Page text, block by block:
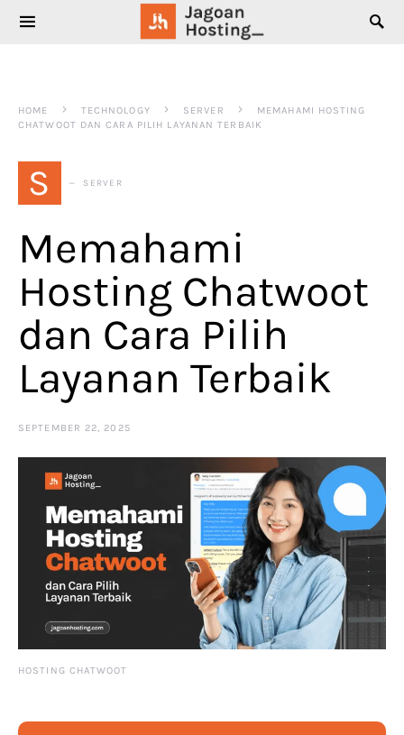
SEARCH FOR:
HOME TECHNOLOGY SERVER
MEMAHAMI HOSTING
CHATWOOT DAN CARA PILIH LAYANAN TERBAIK
S SERVER
Memahami
Hosting Chatwoot
dan Cara Pilih
Layanan Terbaik
SEPTEMBER 22, 2025
HOSTING CHATWOOT